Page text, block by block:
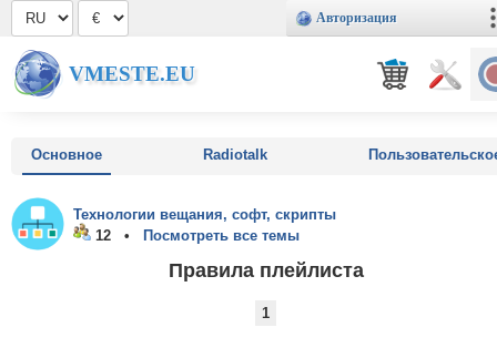
Авторизация
VMESTE.EU
Основное Radiotalk
Технологии вещания, софт, скрипты
12 •
Посмотреть все темы
Правила плейлиста
1